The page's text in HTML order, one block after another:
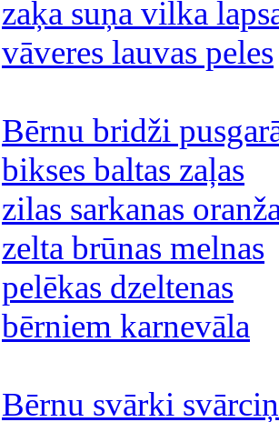
zaķa suņa vilka
vāveres lauvas peles
Bērnu bridži
bikses baltas zaļas
zilas sarkanas
zelta brūnas melnas
pelēkas dzeltenas
bērniem karnevāla
Bērnu svārki